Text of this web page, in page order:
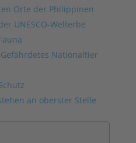
Orte der Philippinen
UNESCO-Welterbe
Nationaltier
an oberster Stelle